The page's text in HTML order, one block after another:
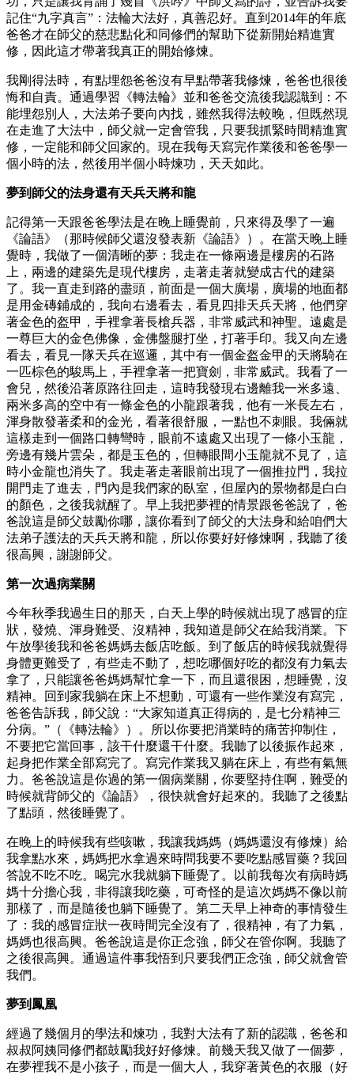
記住“九字真言”：法輪大法好，真善忍好。直到2014年的年底
爸爸才在師父的慈悲點化和同修們的幫助下從新開始精進實
修，因此這才帶著我真正的開始修煉。
我剛得法時，有點埋怨爸爸沒有早點帶著我修煉，爸爸也很後
悔和自責。通過學習《轉法輪》並和爸爸交流後我認識到：不
能埋怨別人，大法弟子要向內找，雖然我得法較晚，但既然現
在走進了大法中，師父就一定會管我，只要我抓緊時間精進實
修，一定能和師父回家的。現在我每天寫完作業後和爸爸學一
個小時的法，然後用半個小時煉功，天天如此。
夢到師父的法身還有天兵天將和龍
記得第一天跟爸爸學法是在晚上睡覺前，只來得及學了一遍
《論語》（那時候師父還沒發表新《論語》）。在當天晚上睡
覺時，我做了一個清晰的夢：我走在一條兩邊是樓房的石路
上，兩邊的建築先是現代樓房，走著走著就變成古代的建築
了。我一直走到路的盡頭，前面是一個大廣場，廣場的地面都
是用金磚鋪成的，我向右邊看去，看見四排天兵天將，他們穿
著金色的盔甲，手裡拿著長槍兵器，非常威武和神聖。遠處是
一尊巨大的金色佛像，金佛盤腿打坐，打著手印。我又向左邊
看去，看見一隊天兵在巡邏，其中有一個金盔金甲的天將騎在
一匹棕色的駿馬上，手裡拿著一把寶劍，非常威武。我看了一
會兒，然後沿著原路往回走，這時我發現右邊離我一米多遠、
兩米多高的空中有一條金色的小龍跟著我，他有一米長左右，
渾身散發著柔和的金光，看著很舒服，一點也不刺眼。我倆就
這樣走到一個路口轉彎時，眼前不遠處又出現了一條小玉龍，
旁邊有幾片雲朵，都是玉色的，但轉眼間小玉龍就不見了，這
時小金龍也消失了。我走著走著眼前出現了一個推拉門，我拉
開門走了進去，門內是我們家的臥室，但屋內的景物都是白白
的顏色，之後我就醒了。早上我把夢裡的情景跟爸爸說了，爸
爸說這是師父鼓勵你哪，讓你看到了師父的大法身和給咱們大
法弟子護法的天兵天將和龍，所以你要好好修煉啊，我聽了後
很高興，謝謝師父。
第一次過病業關
今年秋季我過生日的那天，白天上學的時候就出現了感冒的症
狀，發燒、渾身難受、沒精神，我知道是師父在給我消業。下
午放學後我和爸爸媽媽去飯店吃飯。到了飯店的時候我就覺得
身體更難受了，有些走不動了，想吃哪個好吃的都沒有力氣去
拿了，只能讓爸爸媽媽幫忙拿一下，而且還很困，想睡覺，沒
精神。回到家我躺在床上不想動，可還有一些作業沒有寫完，
爸爸告訴我，師父說：“大家知道真正得病的，是七分精神三
分病。”（《轉法輪》）。所以你要把消業時的痛苦抑制住，
不要把它當回事，該干什麼還干什麼。我聽了以後振作起來，
起身把作業全部寫完了。寫完作業我又躺在床上，有些有氣無
力。爸爸說這是你過的第一個病業關，你要堅持住啊，難受的
時候就背師父的《論語》，很快就會好起來的。我聽了之後點
了點頭，然後睡覺了。
在晚上的時候我有些咳嗽，我讓我媽媽（媽媽還沒有修煉）給
我拿點水來，媽媽把水拿過來時問我要不要吃點感冒藥？我回
答說不吃不吃。喝完水我就躺下睡覺了。以前我每次有病時媽
媽十分擔心我，非得讓我吃藥，可奇怪的是這次媽媽不像以前
那樣了，而是隨後也躺下睡覺了。第二天早上神奇的事情發生
了：我的感冒症狀一夜時間完全沒有了，很精神，有了力氣，
媽媽也很高興。爸爸說這是你正念強，師父在管你啊。我聽了
之後很高興。通過這件事我悟到只要我們正念強，師父就會管
我們。
夢到鳳凰
經過了幾個月的學法和煉功，我對大法有了新的認識，爸爸和
叔叔阿姨同修們都鼓勵我好好修煉。前幾天我又做了一個夢，
在夢裡我不是小孩子，而是一個大人，我穿著黃色的衣服（好